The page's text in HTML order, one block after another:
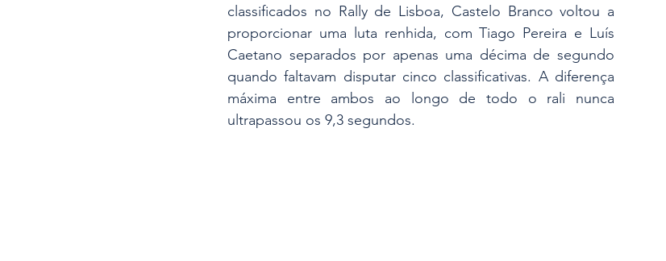
classificados no Rally de Lisboa, Castelo Branco voltou a
proporcionar uma luta renhida, com Tiago Pereira e Luís
Caetano separados por apenas uma décima de segundo
quando faltavam disputar cinco classificativas. A diferença
máxima entre ambos ao longo de todo o rali nunca
ultrapassou os 9,3 segundos.